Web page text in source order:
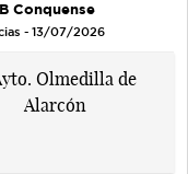
Conquense
- 13/07/2026